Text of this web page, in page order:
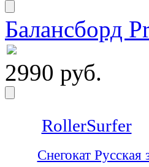
Балансборд
2990 руб.
RollerSurfer
Снегокат Русская